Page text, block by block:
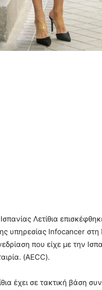
Λετίθια
υπηρεσίας Infocancer στη
που είχε με την
(AECC).
έχει σε τακτική βάση